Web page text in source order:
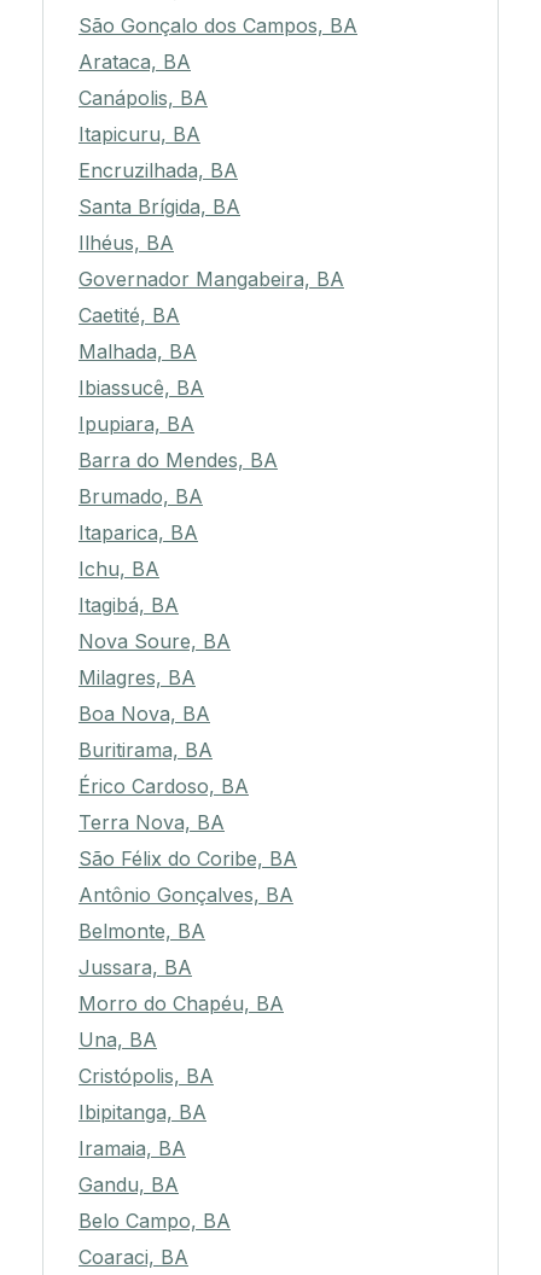
São Gonçalo dos Campos, BA
Arataca, BA
Canápolis, BA
Itapicuru, BA
Encruzilhada, BA
Santa Brígida, BA
Ilhéus, BA
Governador Mangabeira, BA
Caetité, BA
Malhada, BA
Ibiassucê, BA
Ipupiara, BA
Barra do Mendes, BA
Brumado, BA
Itaparica, BA
Ichu, BA
Itagibá, BA
Nova Soure, BA
Milagres, BA
Boa Nova, BA
Buritirama, BA
Érico Cardoso, BA
Terra Nova, BA
São Félix do Coribe, BA
Antônio Gonçalves, BA
Belmonte, BA
Jussara, BA
Morro do Chapéu, BA
Una, BA
Cristópolis, BA
Ibipitanga, BA
Iramaia, BA
Gandu, BA
Belo Campo, BA
Coaraci, BA